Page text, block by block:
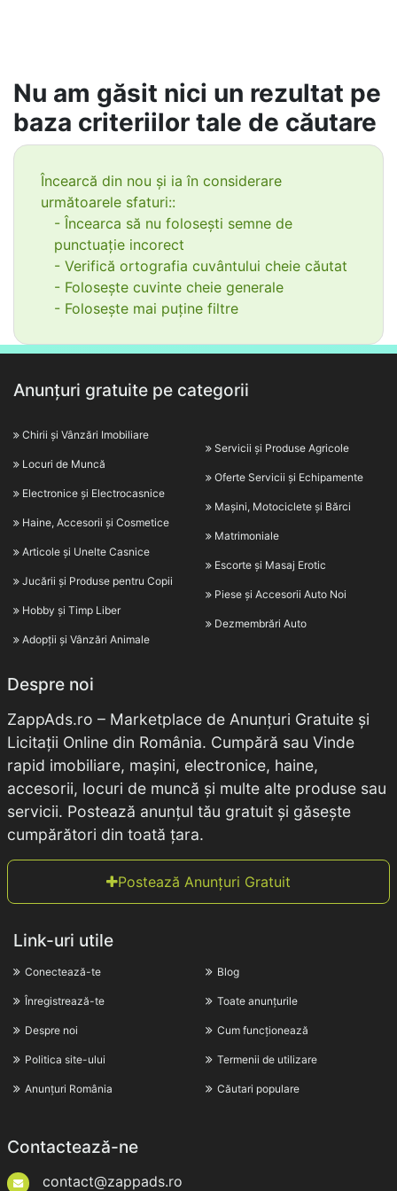
Nu am găsit nici un rezultat pe
baza criteriilor tale de căutare
Încearcă din nou și ia în considerare
următoarele sfaturi::
- Încearca să nu folosești semne de
punctuație incorect
- Verifică ortografia cuvântului cheie căutat
- Folosește cuvinte cheie generale
- Folosește mai puține filtre
Anunțuri gratuite pe categorii
Chirii și Vânzări Imobiliare
Locuri de Muncă
Electronice și Electrocasnice
Haine, Accesorii și Cosmetice
Articole și Unelte Casnice
Jucării și Produse pentru Copii
Hobby și Timp Liber
Adopții și Vânzări Animale
Servicii și Produse Agricole
Oferte Servicii și Echipamente
Mașini, Motociclete și Bărci
Matrimoniale
Escorte și Masaj Erotic
Piese și Accesorii Auto Noi
Dezmembrări Auto
Despre noi
ZappAds.ro – Marketplace de Anunțuri Gratuite și
Licitații Online din România. Cumpără sau Vinde
rapid imobiliare, mașini, electronice, haine,
accesorii, locuri de muncă și multe alte produse sau
servicii. Postează anunțul tău gratuit și găsește
cumpărători din toată țara.
Postează Anunțuri Gratuit
Link-uri utile
Conectează-te
Înregistrează-te
Despre noi
Politica site-ului
Anunțuri România
Blog
Toate anunțurile
Cum funcționează
Termenii de utilizare
Căutari populare
Contactează-ne
contact@zappads.ro